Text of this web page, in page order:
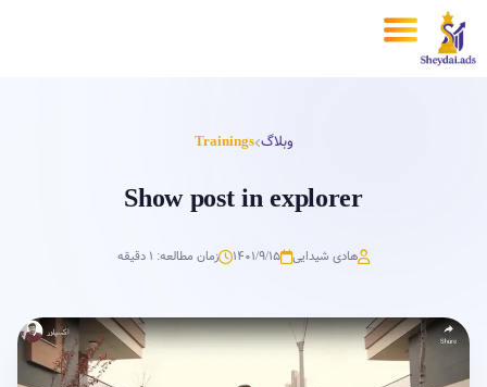
وبلاگ Trainings
Show post in explorer
هادی شیدایی ۱۴۰۱/۹/۱۵ زمان مطالعه: 1 دقیقه